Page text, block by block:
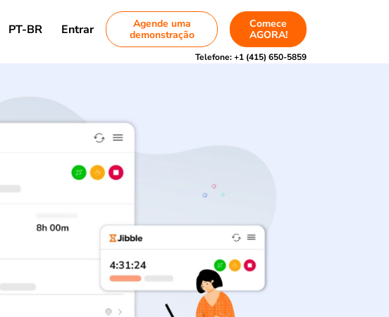
PT-BR Entrar
Agende uma
demonstração
Comece
AGORA!
Telefone:+1 (415) 650-5859